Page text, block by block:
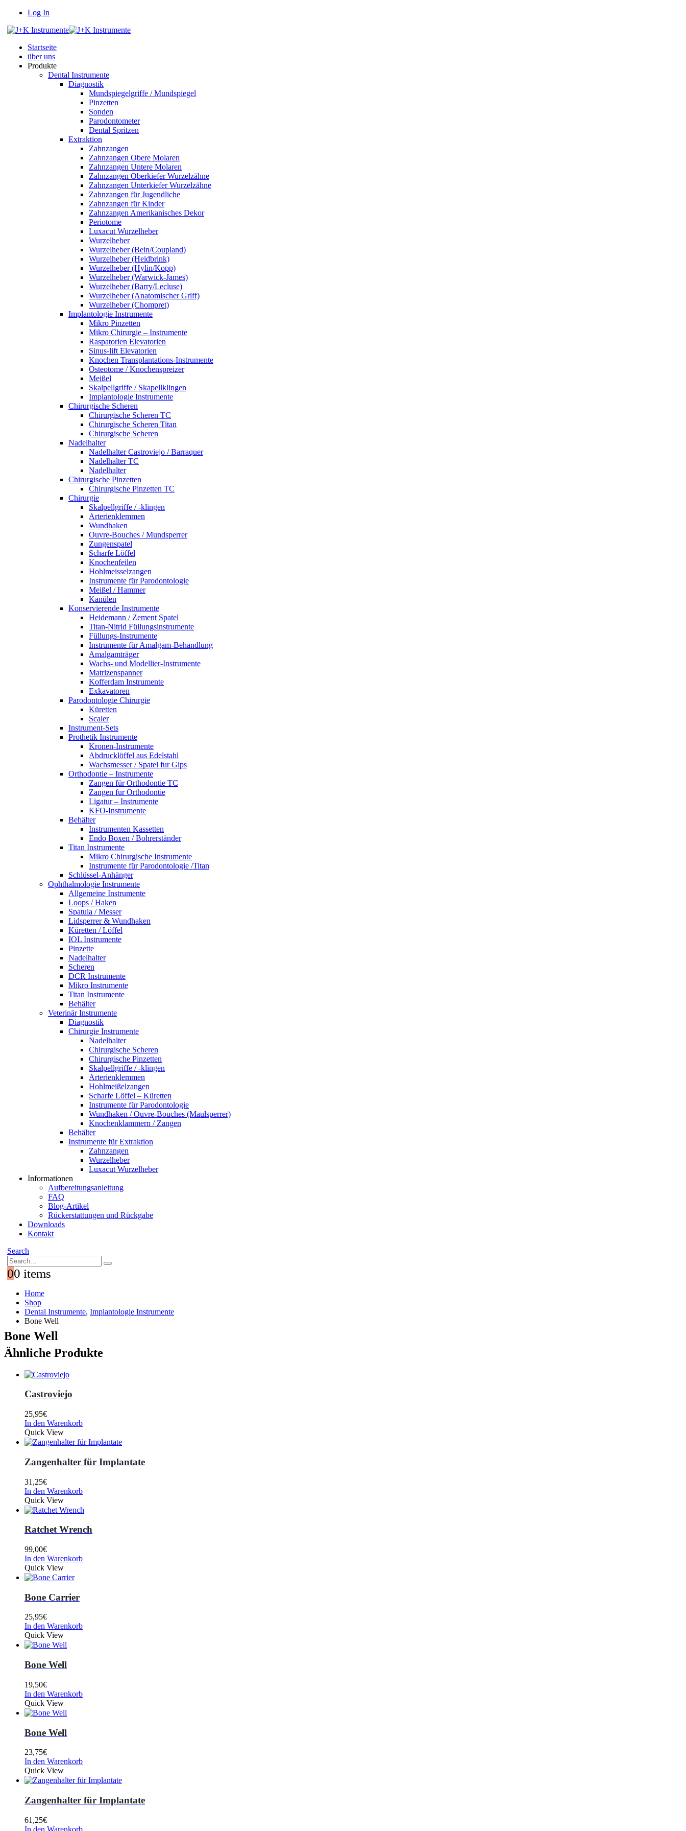
Log In
Startseite
über uns
Produkte
Dental Instrumente
Diagnostik
Mundspiegelgriffe / Mundspiegel
Pinzetten
Sonden
Parodontometer
Dental Spritzen
Extraktion
Zahnzangen
Zahnzangen Obere Molaren
Zahnzangen Untere Molaren
Zahnzangen Oberkiefer Wurzelzähne
Zahnzangen Unterkiefer Wurzelzähne
Zahnzangen für Jugendliche
Zahnzangen für Kinder
Zahnzangen Amerikanisches Dekor
Periotome
Luxacut Wurzelheber
Wurzelheber
Wurzelheber (Bein/Coupland)
Wurzelheber (Heidbrink)
Wurzelheber (Hylin/Kopp)
Wurzelheber (Warwick-James)
Wurzelheber (Barry/Lecluse)
Wurzelheber (Anatomischer Griff)
Wurzelheber (Chompret)
Implantologie Instrumente
Mikro Pinzetten
Mikro Chirurgie – Instrumente
Raspatorien Elevatorien
Sinus-lift Elevatorien
Knochen Transplantations-Instrumente
Osteotome / Knochenspreizer
Meißel
Skalpellgriffe / Skapellklingen
Implantologie Instrumente
Chirurgische Scheren
Chirurgische Scheren TC
Chirurgische Scheren Titan
Chirurgische Scheren
Nadelhalter
Nadelhalter Castroviejo / Barraquer
Nadelhalter TC
Nadelhalter
Chirurgische Pinzetten
Chirurgische Pinzetten TC
Chirurgie
Skalpellgriffe / -klingen
Arterienklemmen
Wundhaken
Ouvre-Bouches / Mundsperrer
Zungenspatel
Scharfe Löffel
Knochenfeilen
Hohlmeisselzangen
Instrumente für Parodontologie
Meißel / Hammer
Kanülen
Konservierende Instrumente
Heidemann / Zement Spatel
Titan-Nitrid Füllungsinstrumente
Füllungs-Instrumente
Instrumente für Amalgam-Behandlung
Amalgamträger
Wachs- und Modellier-Instrumente
Matrizenspanner
Kofferdam Instrumente
Exkavatoren
Parodontologie Chirurgie
Küretten
Scaler
Instrument-Sets
Prothetik Instrumente
Kronen-Instrumente
Abdrucklöffel aus Edelstahl
Wachsmesser / Spatel fur Gips
Orthodontie – Instrumente
Zangen für Orthodontie TC
Zangen fur Orthodontie
Ligatur – Instrumente
KFO-Instrumente
Behälter
Instrumenten Kassetten
Endo Boxen / Bohrerständer
Titan Instrumente
Mikro Chirurgische Instrumente
Instrumente für Parodontologie /Titan
Schlüssel-Anhänger
Ophthalmologie Instrumente
Allgemeine Instrumente
Loops / Haken
Spatula / Messer
Lidsperrer & Wundhaken
Küretten / Löffel
IOL Instrumente
Pinzette
Nadelhalter
Scheren
DCR Instrumente
Mikro Instrumente
Titan Instrumente
Behälter
Veterinär Instrumente
Diagnostik
Chirurgie Instrumente
Nadelhalter
Chirurgische Scheren
Chirurgische Pinzetten
Skalpellgriffe / -klingen
Arterienklemmen
Hohlmeißelzangen
Scharfe Löffel – Küretten
Instrumente für Parodontologie
Wundhaken / Ouvre-Bouches (Maulsperrer)
Knochenklammern / Zangen
Behälter
Instrumente für Extraktion
Zahnzangen
Wurzelheber
Luxacut Wurzelheber
Informationen
Aufbereitungsanleitung
FAQ
Blog-Artikel
Rückerstattungen und Rückgabe
Downloads
Kontakt
Search
00 items
Home
Shop
Dental Instrumente, Implantologie Instrumente
Bone Well
Bone Well
Ähnliche Produkte
Castroviejo
25,95€
In den Warenkorb
Quick View
Zangenhalter für Implantate
31,25€
In den Warenkorb
Quick View
Ratchet Wrench
99,00€
In den Warenkorb
Quick View
Bone Carrier
25,95€
In den Warenkorb
Quick View
Bone Well
19,50€
In den Warenkorb
Quick View
Bone Well
23,75€
In den Warenkorb
Quick View
Zangenhalter für Implantate
61,25€
In den Warenkorb